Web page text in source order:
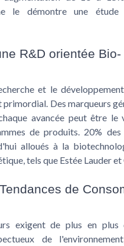
le démontre une étude
R&D orientée Bio-
et le
Des marqueurs
avancée peut être le
de produits. 20%
alloués à la
tels que Estée Lauder
de
exigent de plus en plus
de